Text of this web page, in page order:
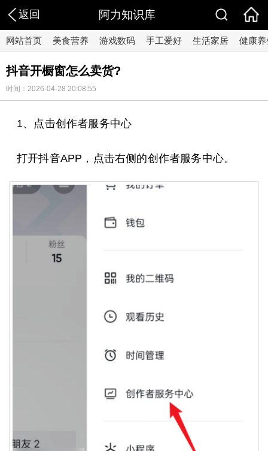
返回 阿力知识库
网站首页 美食营养 游戏数码 手工爱好 生活家居 健康养
抖音开橱窗怎么卖货?
时间：2026-04-28 20:08:55
1、点击创作者服务中心
打开抖音APP，点击右侧的创作者服务中心。